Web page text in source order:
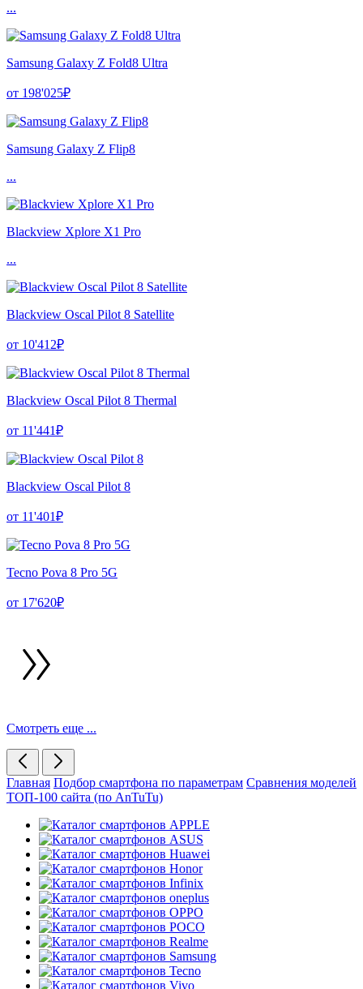
...
Samsung Galaxy Z Fold8 Ultra
от 198'025₽
Samsung Galaxy Z Flip8
...
Blackview Xplore X1 Pro
...
Blackview Oscal Pilot 8 Satellite
от 10'412₽
Blackview Oscal Pilot 8 Thermal
от 11'441₽
Blackview Oscal Pilot 8
от 11'401₽
Tecno Pova 8 Pro 5G
от 17'620₽
Смотреть еще ...
Главная Подбор смартфона по параметрам Сравнения моделей
ТОП-100 сайта (по AnTuTu)